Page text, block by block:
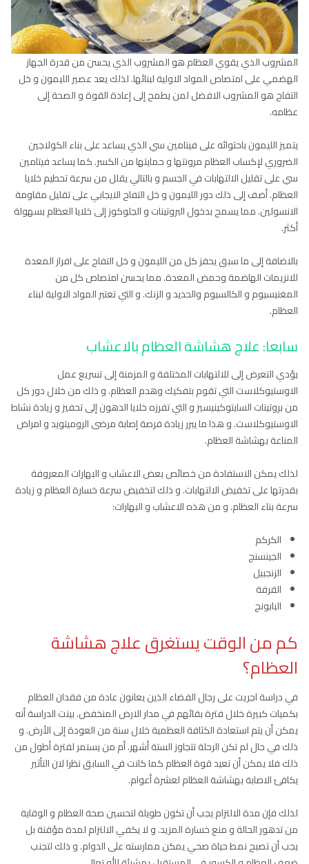
المشروب الذي يقوي العظام هو المشروب الذي يحسن من قدرة الجهاز
الهضمي على امتصاص المواد الاولية لبنائها. لذلك يعد عصير الليمون و خل
التفاح هو المشروب الافضل لمن يطمح إلى إعادة القوة و الصحة إلى
عظامه.
يتميز الليمون باحتوائه على فيتامين سي الذي يساعد على بناء الكولاجين
الضروري لإكساب العظام مرونتها و حمايتها من الكسر. كما يساعد فيتامين
سي على تقليل الالتهابات في الجسم و بالتالي يقلل من سرعة تحطيم خلايا
العظام. أضف إلى ذلك دور الليمون و خل التفاح الايجابي على تقليل مقاومة
الانسولين. مما يسمح بدخول البروتينات و الجلوكوز إلى خلايا العظام بسهولة
أكثر.
بالاضافة إلى ما سبق يحفز كل من الليمون و خل التفاح على افراز المعدة
للانزيمات الهاضمة وحمض المعدة. مما يحسن امتصاص كل من
المغنيسيوم و الكالسيوم والحديد و الزنك. و التي تعتبر المواد الاولية لبناء
العظام.
سابعا: علاج هشاشة العظام بالاعشاب
يؤدي التعرض إلى للالتهابات المختلفة و المزمنة إلى تسريع عمل
الاوستيوكلاست التي تقوم بتفكيك وهدم العظام. و ذلك من خلال دور كل
من بروتينات السايتوكينيسيز و التي تفرزه خلايا الدهون إلى تحفيز و زيادة نشاط
الاوستيوكلاست. و هذا ما يبرر زيادة فرصة إصابة مرضى الروميتويد و امراض
المناعة بهشاشة العظام.
لذلك يمكن الاستفادة من خصائص بعض الاعشاب و البهارات المعروفة
بقدرتها على تخفيض الالتهابات. و ذلك لتخفيض سرعة خسارة العظام و زيادة
سرعة بناء العظام. و من هذه الاعشاب و البهارات:
الكركم
الجينسنج
الزنجبيل
القرفة
البابونج
كم من الوقت يستغرق علاج هشاشة
العظام؟
في دراسة اجريت على رجال الفضاء الذين يعانون عادة من فقدان العظام
بكميات كبيرة خلال فترة بقائهم في مدار الارض المنخفض. بينت الدراسة أنه
يمكن أن يتم استعادة الكثافة العظمية خلال سنة من العودة إلى الأرض. و
ذلك في حال لم تكن الرحلة تتجاوز الستة أشهر. أم من يستمر لفترة أطول من
ذلك فلا يمكن أن تعيد قوة العظام كما كانت في السابق نظرا لان التأثير
يكافئ الاصابة بهشاشة العظام لعشرة أعوام.
لذلك فإن مدة الالتزام يجب أن تكون طويلة لتحسين صحة العظام و الوقاية
من تدهور الحالة و منع خسارة المزيد. و لا يكفي الالتزام لمدة مؤقتة بل
يجب أن تصبح نمط حياة صحي يمكن ممارسته على الدوام. و ذلك لتجنب